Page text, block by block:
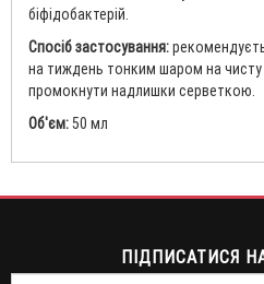
біфідобактерій.
Спосіб застосування:
на тиждень тонким шаром на чисту
промокнути надлишки серветкою.
Об'єм:50 мл
ПІДПИСАТИСЯ